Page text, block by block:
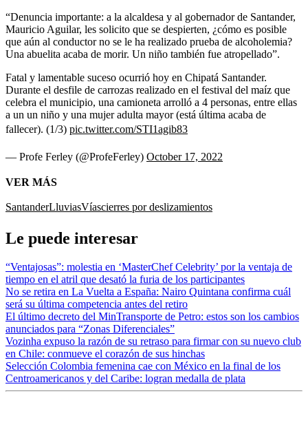
“Denuncia importante: a la alcaldesa y al gobernador de Santander,
Mauricio Aguilar, les solicito que se despierten, ¿cómo es posible
que aún al conductor no se le ha realizado prueba de alcoholemia?
Una abuelita acaba de morir. Un niño también fue atropellado”.
Fatal y lamentable suceso ocurrió hoy en Chipatá Santander.
Durante el desfile de carrozas realizado en el festival del maíz que
celebra el municipio, una camioneta arrolló a 4 personas, entre ellas
a un un niño y una mujer adulta mayor (está última acaba de
fallecer). (1/3) pic.twitter.com/STI1agib83
— Profe Ferley (@ProfeFerley) October 17, 2022
VER MÁS
SantanderLluviasVíascierres por deslizamientos
Le puede interesar
“Ventajosas”: molestia en ‘MasterChef Celebrity’ por la ventaja de
tiempo en el atril que desató la furia de los participantes
No se retira en La Vuelta a España: Nairo Quintana confirma cuál
será su última competencia antes del retiro
El último decreto del MinTransporte de Petro: estos son los cambios
anunciados para “Zonas Diferenciales”
Vozinha expuso la razón de su retraso para firmar con su nuevo club
en Chile: conmueve el corazón de sus hinchas
Selección Colombia femenina cae con México en la final de los
Centroamericanos y del Caribe: logran medalla de plata